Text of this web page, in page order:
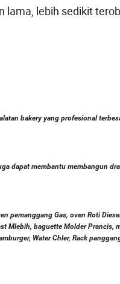
lama, lebih sedikit
bakery yang profesional
dapat membantu membangun
pemanggang Gas, oven Roti
Mlebih, baguette Molder Prancis,
Water Chler, Rack